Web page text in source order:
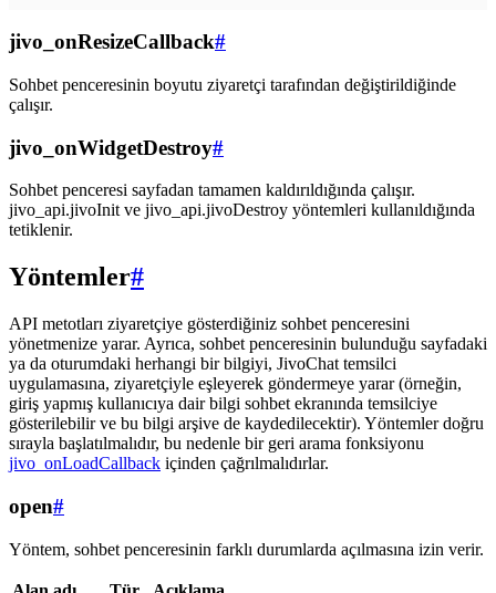
jivo_onResizeCallback#
Sohbet penceresinin boyutu ziyaretçi tarafından değiştirildiğinde
çalışır.
jivo_onWidgetDestroy#
Sohbet penceresi sayfadan tamamen kaldırıldığında çalışır.
jivo_api.jivoInit ve jivo_api.jivoDestroy yöntemleri kullanıldığında
tetiklenir.
Yöntemler#
API metotları ziyaretçiye gösterdiğiniz sohbet penceresini
yönetmenize yarar. Ayrıca, sohbet penceresinin bulunduğu sayfadaki
ya da oturumdaki herhangi bir bilgiyi, JivoChat temsilci
uygulamasına, ziyaretçiyle eşleyerek göndermeye yarar (örneğin,
giriş yapmış kullanıcıya dair bilgi sohbet ekranında temsilciye
gösterilebilir ve bu bilgi arşive de kaydedilecektir). Yöntemler doğru
sırayla başlatılmalıdır, bu nedenle bir geri arama fonksiyonu
jivo_onLoadCallback içinden çağrılmalıdırlar.
open#
Yöntem, sohbet penceresinin farklı durumlarda açılmasına izin verir.